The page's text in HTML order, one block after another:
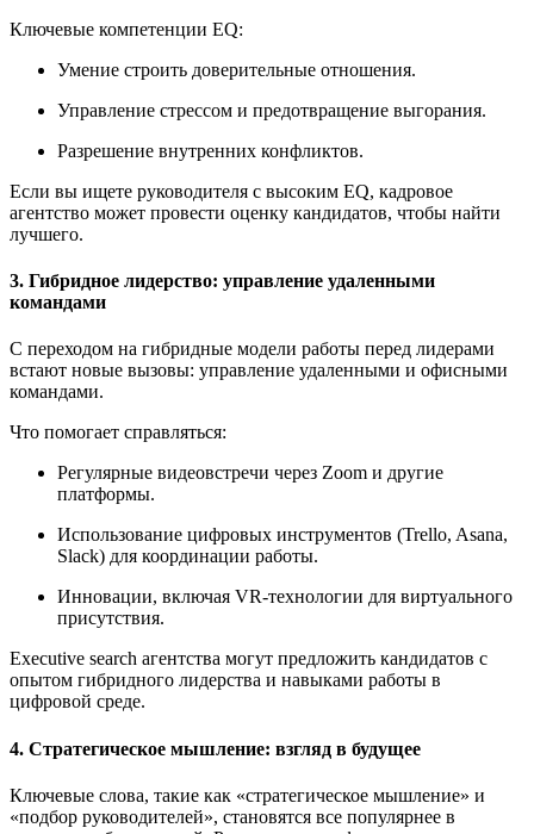
Ключевые компетенции EQ:
Умение строить доверительные отношения.
Управление стрессом и предотвращение выгорания.
Разрешение внутренних конфликтов.
Если вы ищете руководителя с высоким EQ, кадровое
агентство может провести оценку кандидатов, чтобы найти
лучшего.
3. Гибридное лидерство: управление удаленными
командами
С переходом на гибридные модели работы перед лидерами
встают новые вызовы: управление удаленными и офисными
командами.
Что помогает справляться:
Регулярные видеовстречи через Zoom и другие
платформы.
Использование цифровых инструментов (Trello, Asana,
Slack) для координации работы.
Инновации, включая VR-технологии для виртуального
присутствия.
Executive search агентства могут предложить кандидатов с
опытом гибридного лидерства и навыками работы в
цифровой среде.
4. Стратегическое мышление: взгляд в будущее
Ключевые слова, такие как «стратегическое мышление» и
«подбор руководителей», становятся все популярнее в